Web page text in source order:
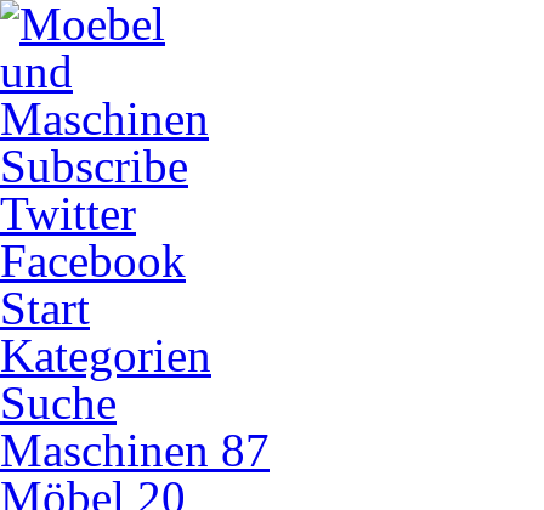
Subscribe
Twitter
Facebook
Start
Kategorien
Suche
Maschinen 87
Möbel 20